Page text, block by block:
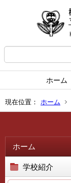
ホーム
現在位置： ホーム
ホーム
学校紹介